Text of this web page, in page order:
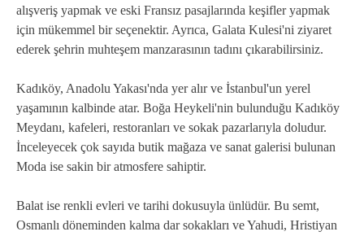
alışveriş yapmak ve eski Fransız pasajlarında keşifler yapmak
için mükemmel bir seçenektir. Ayrıca, Galata Kulesi'ni ziyaret
ederek şehrin muhteşem manzarasının tadını çıkarabilirsiniz.
Kadıköy, Anadolu Yakası'nda yer alır ve İstanbul'un yerel
yaşamının kalbinde atar. Boğa Heykeli'nin bulunduğu Kadıköy
Meydanı, kafeleri, restoranları ve sokak pazarlarıyla doludur.
İnceleyecek çok sayıda butik mağaza ve sanat galerisi bulunan
Moda ise sakin bir atmosfere sahiptir.
Balat ise renkli evleri ve tarihi dokusuyla ünlüdür. Bu semt,
Osmanlı döneminden kalma dar sokakları ve Yahudi, Hristiyan